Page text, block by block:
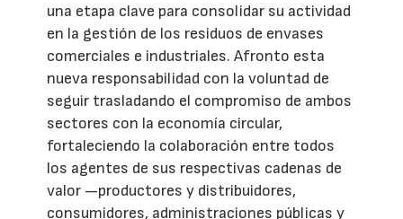
una etapa clave para consolidar su actividad
en la gestión de los residuos de envases
comerciales e industriales. Afronto esta
nueva responsabilidad con la voluntad de
seguir trasladando el compromiso de ambos
sectores con la economía circular,
fortaleciendo la colaboración entre todos
los agentes de sus respectivas cadenas de
valor —productores y distribuidores,
consumidores, administraciones públicas y